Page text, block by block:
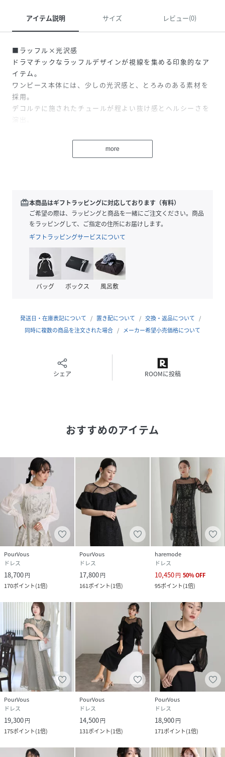
アイテム説明 サイズ レビュー(0)
■ラッフル×光沢感
ドラマチックなラッフルデザインが視線を集める印象的なア
イテム。
ワンピース本体には、少しの光沢感と、とろみのある素材を
採用。
デコルテに施されたチュールが程よい抜け感とヘルシーさを
演出。
ランダムな摘まみを加えたラッフルが動きと立体感をプラ
透け感のあるチュールでデコルテをすっきり見せ、洗練され
た印象に。
■軽やかに揺れるスカートライン
柔らかい素材感が魅力のスカートが動くたびに美しいドレー
プラインを作ってくれます。
【結婚式】【二次会】【同窓会】【食事会】【セレモニー】
【発表会】【デイリー】にご利用いただけます。
ポリエステル100％
ポリエステル100％
ポリエステル100％
■伸縮性：なし
■裏地：あり
■ファスナー：背面あり
※美しいシルエット・デザイン性を重視するため、コンシー
ルファスナーを使用しています。
■透け感：あり（一部）
■光沢感：なし
■付属品：ボタン×1
H162B75W56H80
原産国
素材
ポリエステル100％
【チュール部分】
ポリエステル100％
【オーガンジー部分】
ポリエステル100％
【裏地】
ポリエステル100％
サイズ
more
redeem本商品はギフトラッピングに対応しております（有料）
ご希望の際は、ラッピングと商品を一緒にご注文ください。商品
をラッピングして、ご指定の住所にお届けします。
ギフトラッピングサービスについて
バッグ ボックス 風呂敷
発送日・在庫表記について 置き配について
交換・返品について
同時に複数の商品を注文された場合
メーカー希望小売価格について
シェア ROOMに投稿
おすすめのアイテム
PourVous
ドレス
18,700円
170ポイント(1倍)
PourVous
ドレス
17,800円
161ポイント(1倍)
haremode
ドレス
10,450円 50%OFF
95ポイント(1倍)
PourVous
ドレス
19,300円
175ポイント(1倍)
PourVous
ドレス
14,500円
131ポイント(1倍)
PourVous
ドレス
18,900円
171ポイント(1倍)